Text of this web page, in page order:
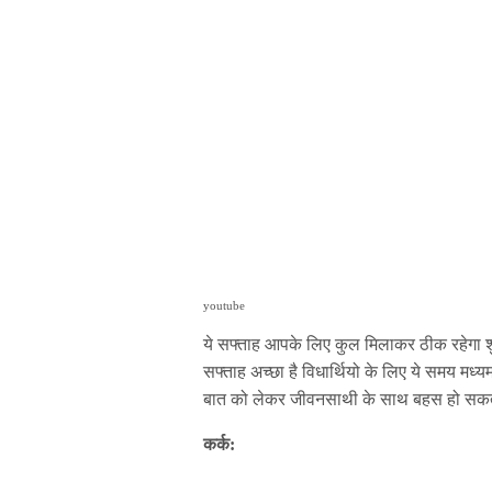
youtube
ये सफ्ताह आपके लिए कुल मिलाकर ठीक रहेगा
सफ्ताह अच्छा है विधार्थियो के लिए ये समय
बात को लेकर जीवनसाथी के साथ बहस हो
कर्क: